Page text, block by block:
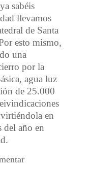
sabéis
llevamos
de Santa
esto mismo,
una
por la
agua luz
de 25.000
en
del año en
de las Marchas de